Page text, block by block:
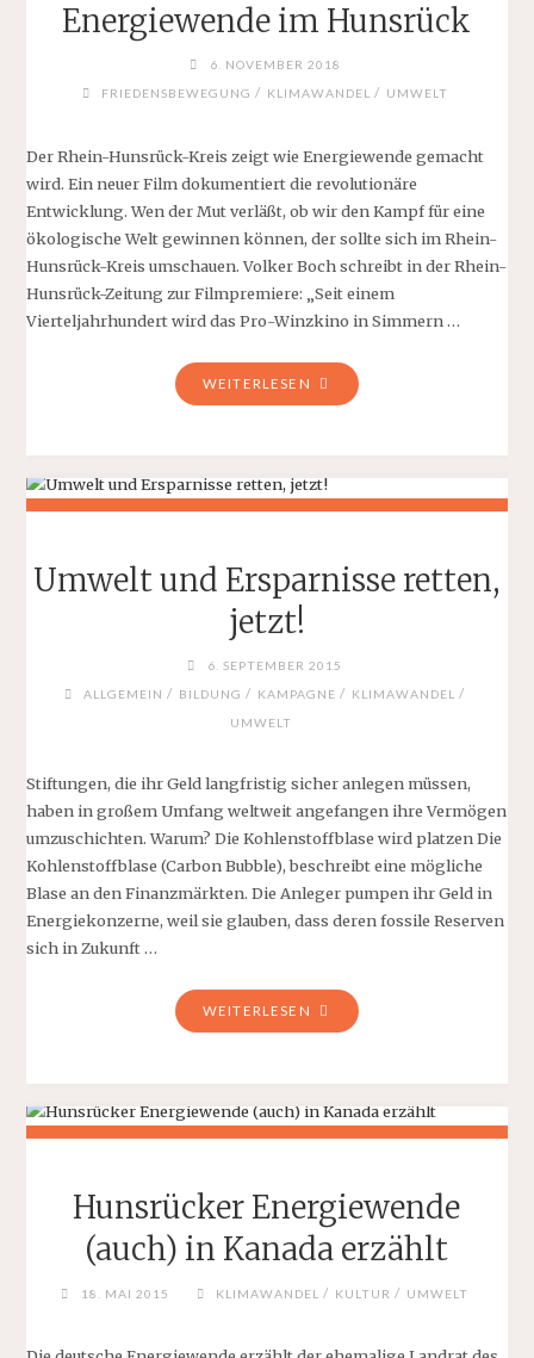
Energiewende im Hunsrück
6. NOVEMBER 2018
FRIEDENSBEWEGUNG / KLIMAWANDEL / UMWELT
Der Rhein-Hunsrück-Kreis zeigt wie Energiewende gemacht
wird. Ein neuer Film dokumentiert die revolutionäre
Entwicklung. Wen der Mut verläßt, ob wir den Kampf für eine
ökologische Welt gewinnen können, der sollte sich im Rhein-
Hunsrück-Kreis umschauen. Volker Boch schreibt in der Rhein-
Hunsrück-Zeitung zur Filmpremiere: „Seit einem
Vierteljahrhundert wird das Pro-Winzkino in Simmern …
WEITERLESEN "SO
WIRD’S
IM
Umwelt und Ersparnisse retten,
jetzt!
6. SEPTEMBER 2015
ALLGEMEIN / BILDUNG / KAMPAGNE / KLIMAWANDEL /
UMWELT
Stiftungen, die ihr Geld langfristig sicher anlegen müssen,
haben in großem Umfang weltweit angefangen ihre Vermögen
umzuschichten. Warum? Die Kohlenstoffblase wird platzen Die
Kohlenstoffblase (Carbon Bubble), beschreibt eine mögliche
Blase an den Finanzmärkten. Die Anleger pumpen ihr Geld in
Energiekonzerne, weil sie glauben, dass deren fossile Reserven
sich in Zukunft …
WEITERLESEN "UMWELT
UND
JETZT!"
Hunsrücker Energiewende
(auch) in Kanada erzählt
18. MAI 2015 KLIMAWANDEL / KULTUR / UMWELT